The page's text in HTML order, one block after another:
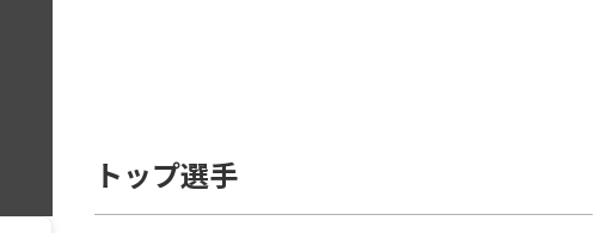
トップ選手